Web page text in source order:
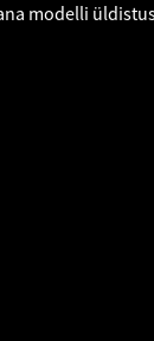
modelli